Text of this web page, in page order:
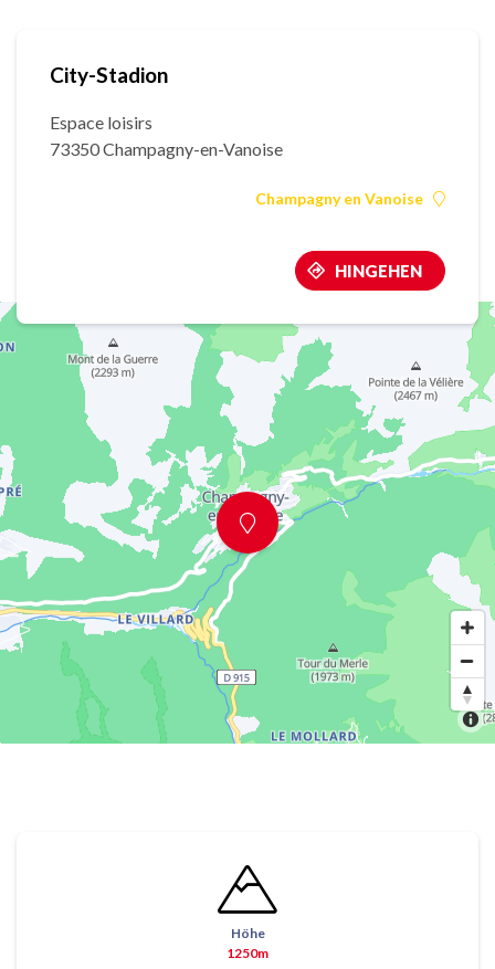
City-Stadion
Espace loisirs
73350 Champagny-en-Vanoise
Champagny en Vanoise
HINGEHEN
Höhe
1250m